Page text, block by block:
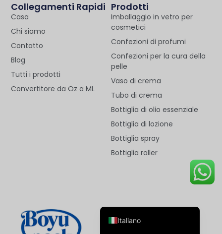
Prodotti
Imballaggio in vetro per
cosmetici
Confezioni di profumi
Confezioni per la cura della
pelle
Vaso di crema
Tubo di crema
Bottiglia di olio essenziale
Bottiglia di lozione
Bottiglia spray
Bottiglia roller
Collegamenti Rapidi
Casa
Chi siamo
Contatto
Blog
Tutti i prodotti
Convertitore da Oz a ML
Italiano
日本語
한국어
العربية
Français